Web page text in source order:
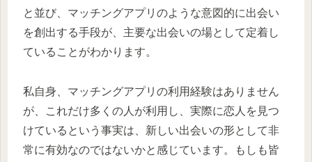
と並び、マッチングアプリのような意図的に出会い
を創出する手段が、主要な出会いの場として定着し
ていることがわかります。
私自身、マッチングアプリの利用経験はありません
が、これだけ多くの人が利用し、実際に恋人を見つ
けているという事実は、新しい出会いの形として非
常に有効なのではないかと感じています。もしも皆